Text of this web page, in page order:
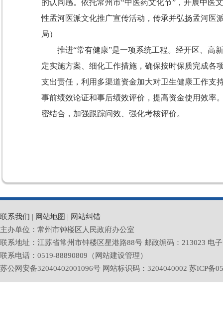
的认同感。依托常州市“中医药文化节” ，开展中医
性孟河医派文化推广宣传活动，传承并弘扬孟河医
局）
推进“常有健康”是一项系统工程。经开区、高
定实施方案、细化工作措施，确保按时保质完成各
支出责任，利用多渠道资金加大对卫生健康工作支
事前绩效论证和事后绩效评价，提高资金使用效率
密结合，加强跟踪问效、强化考核评价。
联系我们 | 网站地图 | 网站纠错
主办单位：常州市钟楼区人民政府办公室
联系地址：江苏省常州市钟楼区星港路88号 邮政编码：213023 电
联系电话：0519-88890809（网站建设管理）
苏公网安备32040402001096号 网站标识码：3204040002 苏ICP备